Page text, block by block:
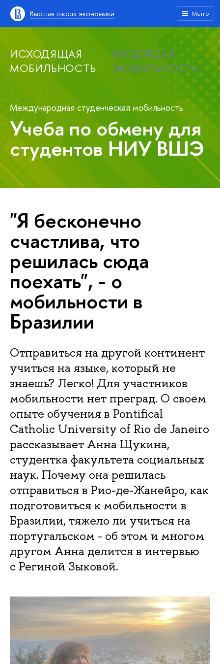
Высшая школа экономики Меню
ИСХОДЯЩАЯ
МОБИЛЬНОСТЬ
ВХОДЯЩАЯ
МОБИЛЬНОСТЬ
Международная студенческая мобильность
Учеба по обмену для
студентов НИУ ВШЭ
"Я бесконечно
счастлива, что
решилась сюда
поехать", - о
мобильности в
Бразилии
Отправиться на другой континент
учиться на языке, который не
знаешь? Легко! Для участников
мобильности нет преград. О своем
опыте обучения в Pontifical
Catholic University of Rio de Janeiro
рассказывает Анна Щукина,
студентка факультета социальных
наук. Почему она решилась
отправиться в Рио-де-Жанейро, как
подготовиться к мобильности в
Бразилии, тяжело ли учиться на
португальском - об этом и многом
другом Анна делится в интервью
с Региной Зыковой.